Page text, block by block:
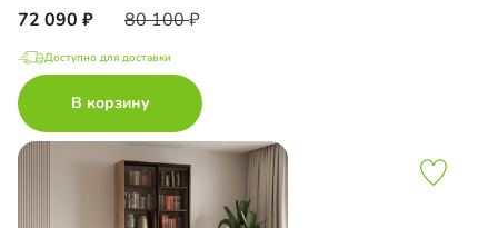
72 090 80 100
Доступно для доставки
В корзину